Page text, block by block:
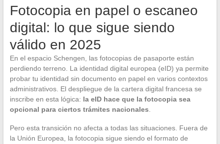
Fotocopia en papel o escaneo
digital: lo que sigue siendo
válido en 2025
En el espacio Schengen, las fotocopias de pasaporte están
perdiendo terreno. La identidad digital europea (eID) ya permite
probar tu identidad sin documento en papel en varios contextos
administrativos. El despliegue de la cartera digital francesa se
inscribe en esta lógica: la eID hace que la fotocopia sea
opcional para ciertos trámites nacionales
Pero esta transición no afecta a todas las situaciones. Fuera de
la Unión Europea, la fotocopia sigue siendo el formato de